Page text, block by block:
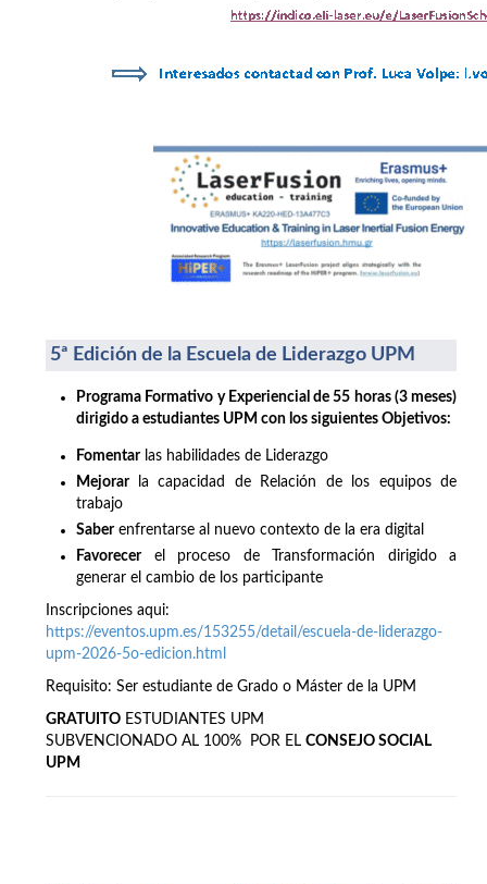
5ª Edición de la Escuela de Liderazgo UPM
Programa Formativo y Experiencial de 55 horas (3 meses)
dirigido a estudiantes UPM con los siguientes Objetivos:
Fomentarlas habilidades de Liderazgo
Mejorar
la capacidad de Relación de los equipos de
trabajo
Saberenfrentarse al nuevo contexto de la era digital
Favorecerel proceso de Transformación dirigido a
generar el cambio de los participante
Inscripciones aqui:
https://eventos.upm.es/153255/detail/escuela-de-liderazgo-
upm-2026-5o-edicion.html
Requisito: Ser estudiante de Grado o Máster de la UPM
GRATUITO ESTUDIANTES UPM
SUBVENCIONADO AL 100% POR EL CONSEJO SOCIAL
UPM